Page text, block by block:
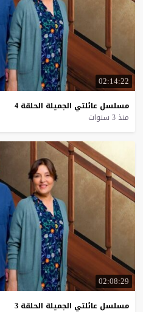
02:14:22
مسلسل عائلتي الجميلة الحلقة 4
منذ 3 سنوات
02:08:29
مسلسل عائلتي الجميلة الحلقة 3